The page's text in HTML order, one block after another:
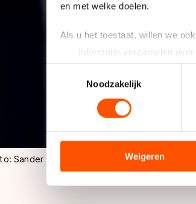
en met welke doelen.
Als u het toestaat, willen we
Informatie verzamelen
Uw apparaat identificeren
Lees meer over hoe uw
toestemming op elk moment
analyseren. We delen
analyse. Zij kunnen deze
hun services. Sommige
adequaat beschermingsniveau
Noodzakelijk
Weigeren
Sander Chamid